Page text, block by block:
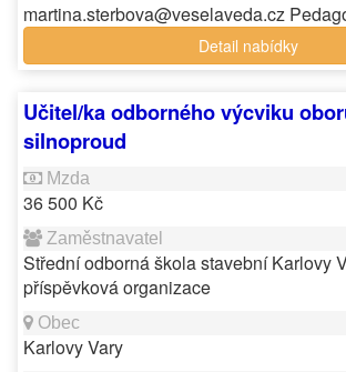
martina.sterbova@veselaveda.cz
Detail nabídky
Učitel/ka odborného výcviku
silnoproud
36 500 Kč
Střední odborná škola stavební Karlovy
příspěvková organizace
Karlovy Vary